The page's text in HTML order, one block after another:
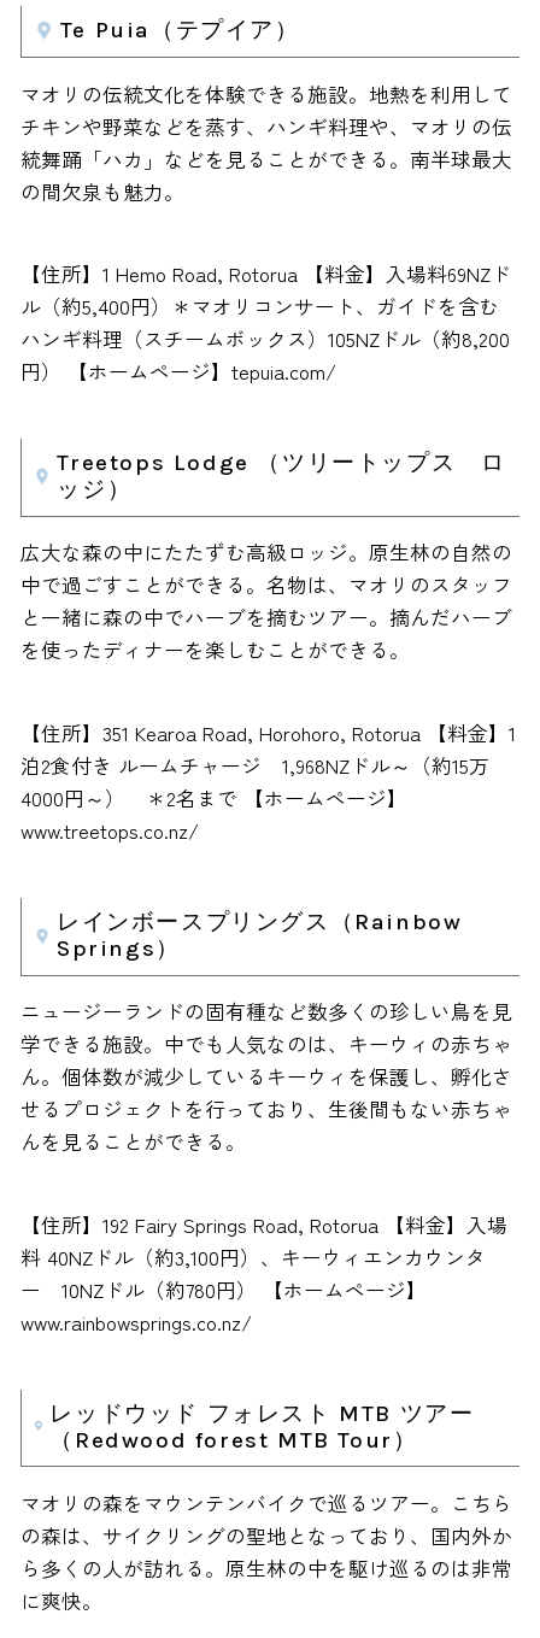
Te Puia（テプイア）
マオリの伝統文化を体験できる施設。地熱を利用して
チキンや野菜などを蒸す、ハンギ料理や、マオリの伝
統舞踊「ハカ」などを見ることができる。南半球最大
の間欠泉も魅力。
【住所】1 Hemo Road, Rotorua 【料金】入場料69NZド
ル（約5,400円）＊マオリコンサート、ガイドを含む
ハンギ料理（スチームボックス）105NZドル（約8,200
円） 【ホームページ】tepuia.com/
Treetops Lodge （ツリートップス ロ
ッジ）
広大な森の中にたたずむ高級ロッジ。原生林の自然の
中で過ごすことができる。名物は、マオリのスタッフ
と一緒に森の中でハーブを摘むツアー。摘んだハーブ
を使ったディナーを楽しむことができる。
【住所】351 Kearoa Road, Horohoro, Rotorua 【料金】1
泊2食付き ルームチャージ 1,968NZドル～（約15万
4000円～） ＊2名まで 【ホームページ】
www.treetops.co.nz/
レインボースプリングス（Rainbow
Springs）
ニュージーランドの固有種など数多くの珍しい鳥を見
学できる施設。中でも人気なのは、キーウィの赤ちゃ
ん。個体数が減少しているキーウィを保護し、孵化さ
せるプロジェクトを行っており、生後間もない赤ちゃ
んを見ることができる。
【住所】192 Fairy Springs Road, Rotorua 【料金】入場
料 40NZドル（約3,100円）、キーウィエンカウンタ
ー 10NZドル（約780円） 【ホームページ】
www.rainbowsprings.co.nz/
レッドウッド フォレスト MTB ツアー
（Redwood forest MTB Tour）
マオリの森をマウンテンバイクで巡るツアー。こちら
の森は、サイクリングの聖地となっており、国内外か
ら多くの人が訪れる。原生林の中を駆け巡るのは非常
に爽快。